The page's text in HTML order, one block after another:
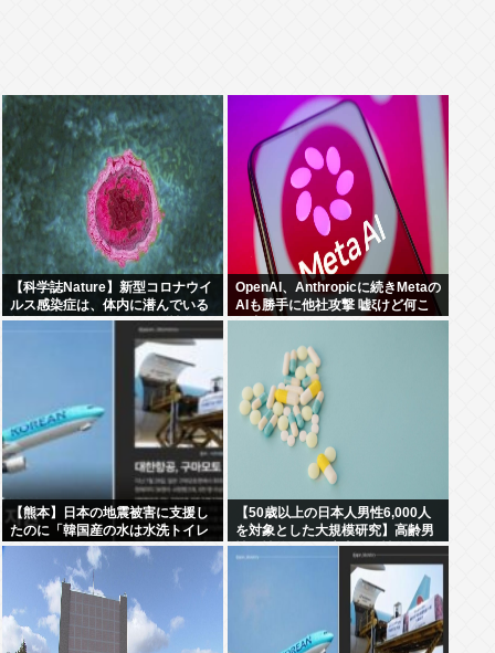
【科学誌Nature】新型コロナウイ
ルス感染症は、体内に潜んでいる
無数の休眠ウイルスを再活性化
し、人々に重篤な病気を引き起こ
OpenAI、Anthropicに続きMetaの
AIも勝手に他社攻撃 嘘ξけど何こ
れ流行ってんの？
【熊本】日本の地震被害に支援し
たのに「韓国産の水は水洗トイレ
に」
【50歳以上の日本人男性6,000人
を対象とした大規模研究】高齢男
性の性的な最優先事項は性的興奮